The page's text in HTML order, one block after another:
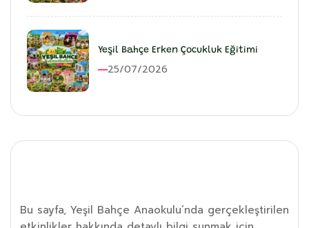
Yeşil Bahçe Erken Çocukluk Eğitimi
25/07/2026
Bu sayfa, Yeşil Bahçe Anaokulu’nda gerçekleştirilen